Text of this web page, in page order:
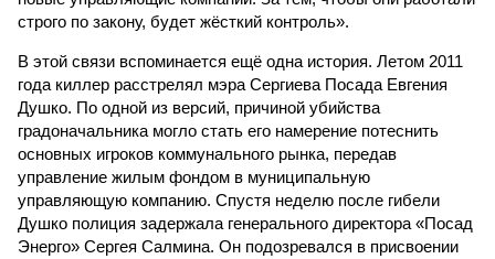
строго по закону, будет жёсткий контроль».
В этой связи вспоминается ещё одна история. Летом 2011
года киллер расстрелял мэра Сергиева Посада Евгения
Душко. По одной из версий, причиной убийства
градоначальника могло стать его намерение потеснить
основных игроков коммунального рынка, передав
управление жилым фондом в муниципальную
управляющую компанию. Спустя неделю после гибели
Душко полиция задержала генерального директора «Посад
Энерго» Сергея Салмина. Он подозревался в присвоении